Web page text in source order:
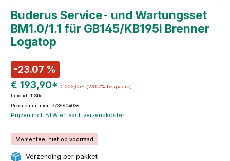
Buderus Service- und Wartungsset
BM1.0/1.1 für GB145/KB195i Brenner
Logatop
-23.07 %
€ 193,90* € 252,05* (23.07% bespaard)
Inhoud: 1 Stk.
Productnummer: 7736604036
Prijzen incl. BTW en excl. verzendkosten
Momenteel niet op voorraad
Verzending per pakket